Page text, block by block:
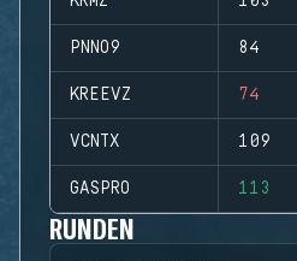
PNNO9 84
KREEVZ 74
VCNTX 109
GASPRO 113
RUNDEN